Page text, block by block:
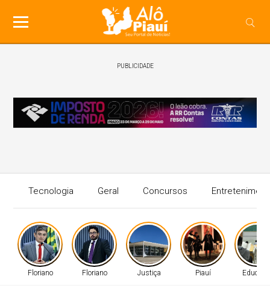
PUBLICIDADE
Tecnologia Geral Concursos
Floriano Floriano Justiça Piauí